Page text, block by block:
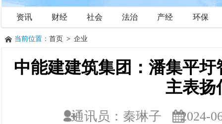
资讯 财经 社会 法治 产经 环保
当前位置： 首页 > 企业
中能建建筑集团：潘集平
主表扬
通讯员：秦琳子 2024-